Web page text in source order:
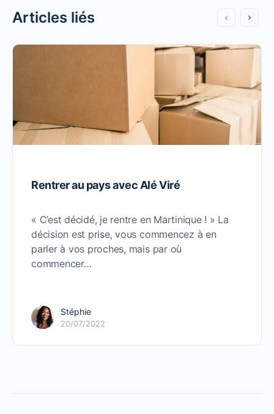
Articles liés
Rentrer au pays avec Alé Viré
« C’est décidé, je rentre en Martinique ! » La
décision est prise, vous commencez à en
parler à vos proches, mais par où
commencer…
Stéphie
20/07/2022